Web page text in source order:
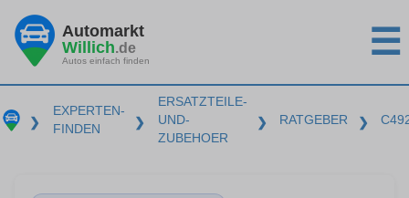
Automarkt
Willich.de
Autos einfach finden ☰
❯
EXPERTEN-
FINDEN
❯
ERSATZTEILE-
UND-
ZUBEHOER
❯ RATGEBER ❯